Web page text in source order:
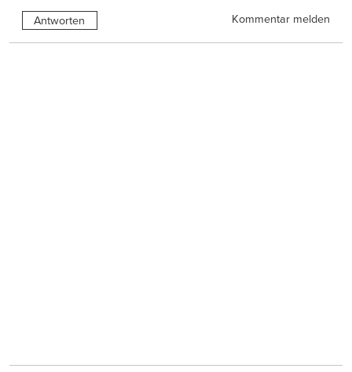
Antworten Kommentar melden